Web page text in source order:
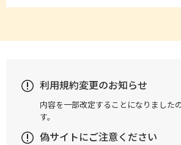
利用規約変更のお知らせ
内容を一部改定することになりました
す。
偽サイトにご注意ください